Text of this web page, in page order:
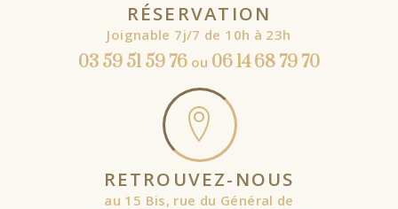
RÉSERVATION
Joignable 7j/7 de 10h à 23h
03 59 51 59 76 ou 06 14 68 79 70
RETROUVEZ-NOUS
au 15 Bis, rue du Général de